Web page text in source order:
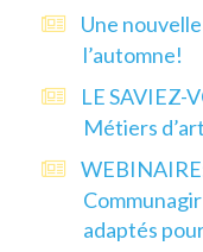
Une
l’automne!
LE SAVIEZ-
Métiers d’art
adaptés